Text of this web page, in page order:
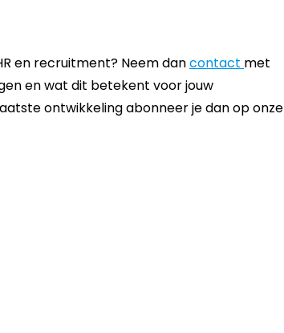
en recruitment? Neem dancontact met
en wat dit betekent voor jouw
ontwikkeling abonneer je dan op onze